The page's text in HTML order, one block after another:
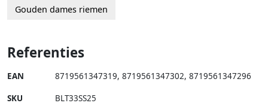
Gouden dames riemen
Referenties
EAN 8719561347319, 8719561347302, 8719561347296
SKU BLT33SS25